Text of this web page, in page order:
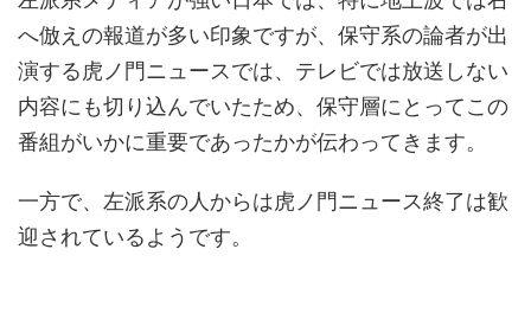
へ倣えの報道が多い印象ですが、保守系の論者が出
演する虎ノ門ニュースでは、テレビでは放送しない
内容にも切り込んでいたため、保守層にとってこの
番組がいかに重要であったかが伝わってきます。
一方で、左派系の人からは虎ノ門ニュース終了は歓
迎されているようです。